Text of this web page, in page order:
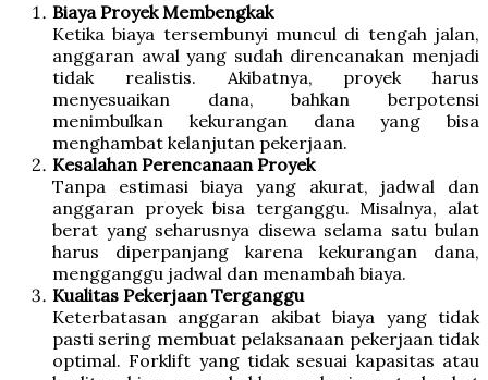
Biaya Proyek Membengkak
Ketika biaya tersembunyi muncul di tengah jalan,
anggaran awal yang sudah direncanakan menjadi
tidak realistis. Akibatnya, proyek harus
menyesuaikan dana, bahkan berpotensi
menimbulkan kekurangan dana yang bisa
menghambat kelanjutan pekerjaan.
Kesalahan Perencanaan Proyek
Tanpa estimasi biaya yang akurat, jadwal dan
anggaran proyek bisa terganggu. Misalnya, alat
berat yang seharusnya disewa selama satu bulan
harus diperpanjang karena kekurangan dana,
mengganggu jadwal dan menambah biaya.
Kualitas Pekerjaan Terganggu
Keterbatasan anggaran akibat biaya yang tidak
pasti sering membuat pelaksanaan pekerjaan tidak
optimal. Forklift yang tidak sesuai kapasitas atau